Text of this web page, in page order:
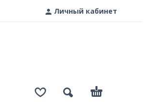
Личный кабинет